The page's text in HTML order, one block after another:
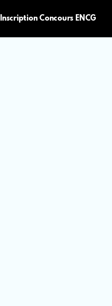
Inscription Concours ENCG